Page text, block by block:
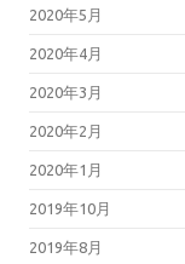
2020年5月
2020年4月
2020年3月
2020年2月
2020年1月
2019年10月
2019年8月